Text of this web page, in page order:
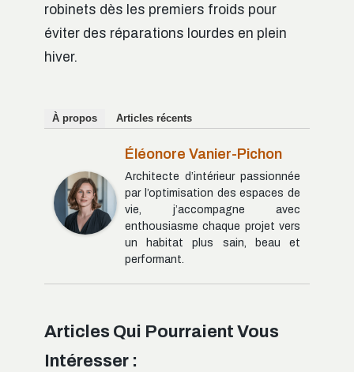
robinets dès les premiers froids pour
éviter des réparations lourdes en plein
hiver.
À propos Articles récents
Éléonore Vanier-Pichon
Architecte d’intérieur passionnée
par l’optimisation des espaces de
vie, j’accompagne avec
enthousiasme chaque projet vers
un habitat plus sain, beau et
performant.
Articles Qui Pourraient Vous
Intéresser :